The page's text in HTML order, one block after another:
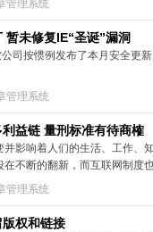
管理系统
未修复IE“圣诞”漏洞
按惯例发布了本月安全更新
管理系统
益链 量刑标准有待商榷
响着人们的生活、工作、知
在不断的翻新，而互联网制
管理系统
权和链接